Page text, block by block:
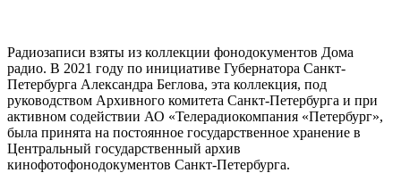
Радиозаписи взяты из коллекции фонодокументов Дома
радио. В 2021 году по инициативе Губернатора Санкт-
Петербурга Александра Беглова, эта коллекция, под
руководством Архивного комитета Санкт-Петербурга и при
активном содействии АО «Телерадиокомпания «Петербург»,
была принята на постоянное государственное хранение в
Центральный государственный архив
кинофотофонодокументов Санкт-Петербурга.